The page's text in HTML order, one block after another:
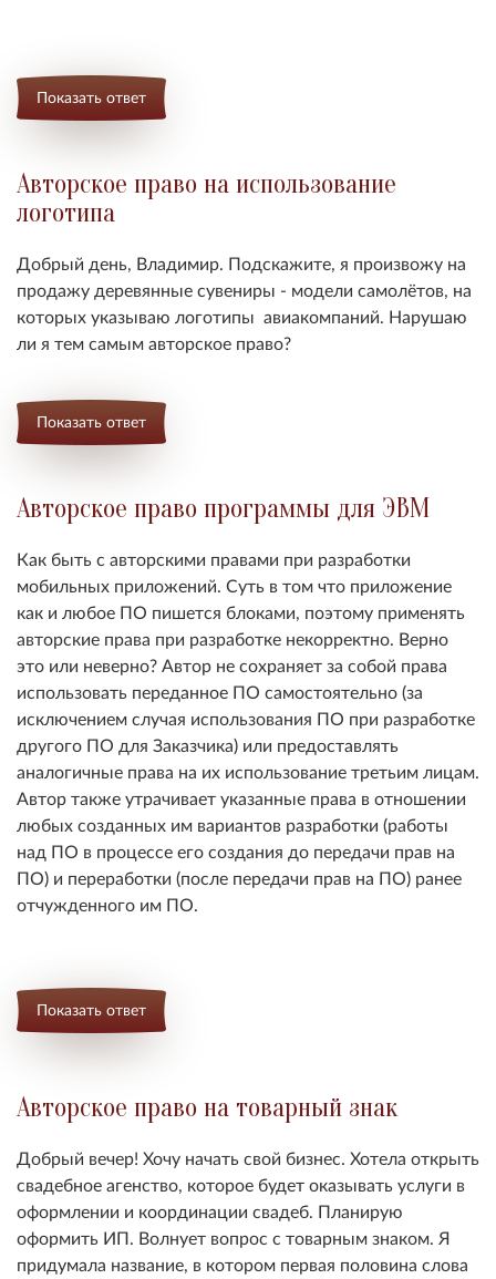
Показать ответ
Авторское право на использование
логотипа
Добрый день, Владимир. Подскажите, я произвожу на
продажу деревянные сувениры - модели самолётов, на
которых указываю логотипы авиакомпаний. Нарушаю
ли я тем самым авторское право?
Показать ответ
Авторское право программы для ЭВМ
Как быть с авторскими правами при разработки
мобильных приложений. Суть в том что приложение
как и любое ПО пишется блоками, поэтому применять
авторские права при разработке некорректно. Верно
это или неверно? Автор не сохраняет за собой права
использовать переданное ПО самостоятельно (за
исключением случая использования ПО при разработке
другого ПО для Заказчика) или предоставлять
аналогичные права на их использование третьим лицам.
Автор также утрачивает указанные права в отношении
любых созданных им вариантов разработки (работы
над ПО в процессе его создания до передачи прав на
ПО) и переработки (после передачи прав на ПО) ранее
отчужденного им ПО.
Показать ответ
Авторское право на товарный знак
Добрый вечер! Хочу начать свой бизнес. Хотела открыть
свадебное агенство, которое будет оказывать услуги в
оформлении и координации свадеб. Планирую
оформить ИП. Волнует вопрос с товарным знаком. Я
придумала название, в котором первая половина слова